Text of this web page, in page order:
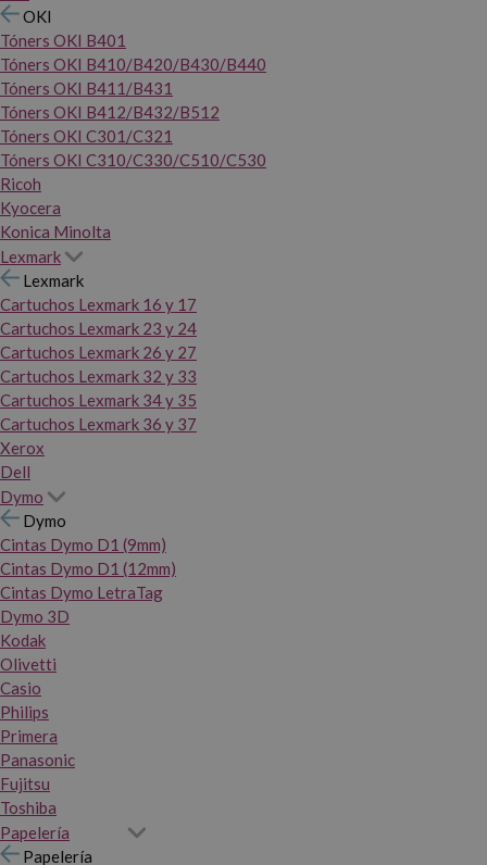
OKI
Tóners OKI B401
Tóners OKI B410/B420/B430/B440
Tóners OKI B411/B431
Tóners OKI B412/B432/B512
Tóners OKI C301/C321
Tóners OKI C310/C330/C510/C530
Ricoh
Kyocera
Konica Minolta
Lexmark
Lexmark
Cartuchos Lexmark 16 y 17
Cartuchos Lexmark 23 y 24
Cartuchos Lexmark 26 y 27
Cartuchos Lexmark 32 y 33
Cartuchos Lexmark 34 y 35
Cartuchos Lexmark 36 y 37
Xerox
Dell
Dymo
Dymo
Cintas Dymo D1 (9mm)
Cintas Dymo D1 (12mm)
Cintas Dymo LetraTag
Dymo 3D
Kodak
Olivetti
Casio
Philips
Primera
Panasonic
Fujitsu
Toshiba
Papelería
Papelería